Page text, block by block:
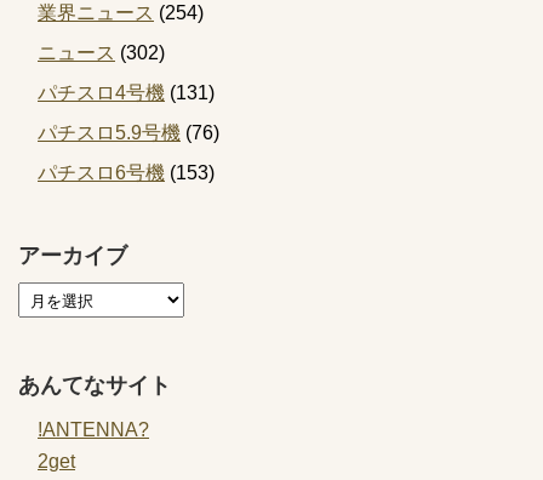
業界ニュース (254)
ニュース (302)
パチスロ4号機 (131)
パチスロ5.9号機 (76)
パチスロ6号機 (153)
アーカイブ
あんてなサイト
!ANTENNA?
2get